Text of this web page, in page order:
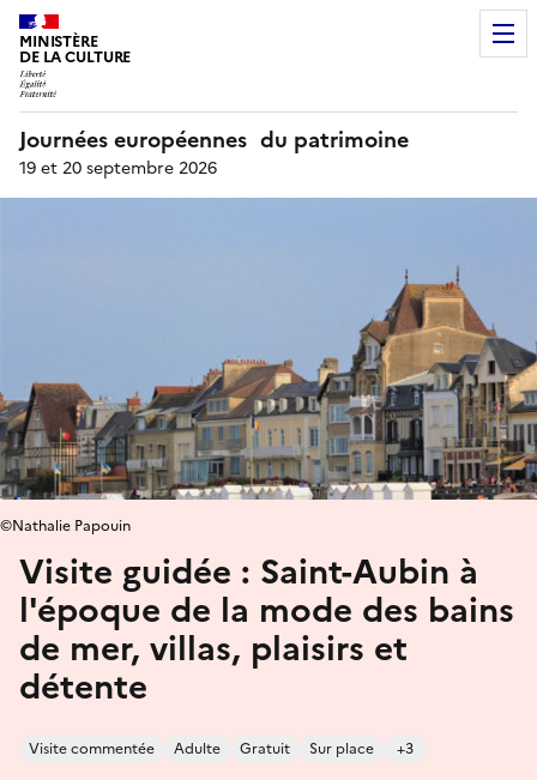
MINISTÈRE
DE LA CULTURE
Journées européennes du patrimoine
19 et 20 septembre 2026
Visite guidée : Saint-Aubin à
l'époque de la mode des bains
de mer, villas, plaisirs et
détente
Visite commentée Adulte Gratuit Sur place +3
©Nathalie Papouin